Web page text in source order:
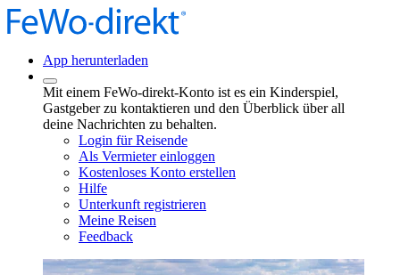
App herunterladen
Mit einem FeWo-direkt-Konto ist es ein Kinderspiel,
Gastgeber zu kontaktieren und den Überblick über all
deine Nachrichten zu behalten.
Login für Reisende
Als Vermieter einloggen
Kostenloses Konto erstellen
Hilfe
Unterkunft registrieren
Meine Reisen
Feedback